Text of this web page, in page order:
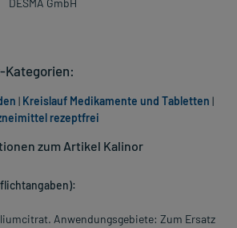
DESMA GmbH
zum Artikel Kalinor
Anwendungsgebiete: Zum Ersatz
Kategorien:
| Kreislauf Medikamente und Tabletten |
rezeptfrei